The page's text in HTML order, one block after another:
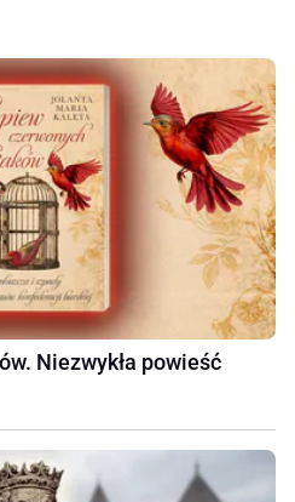
Niezwykła powieść